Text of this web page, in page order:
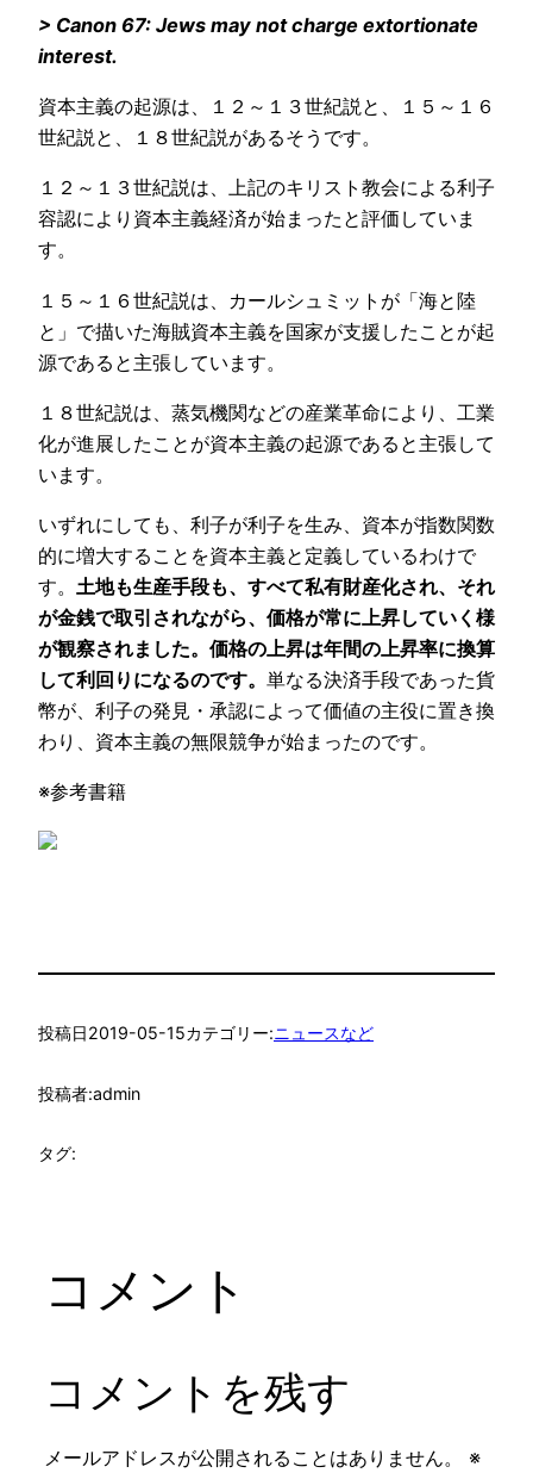
> Canon 67: Jews may not charge extortionate
interest.
資本主義の起源は、１２～１３世紀説と、１５～１６
世紀説と、１８世紀説があるそうです。
１２～１３世紀説は、上記のキリスト教会による利子
容認により資本主義経済が始まったと評価していま
す。
１５～１６世紀説は、カールシュミットが「海と陸
と」で描いた海賊資本主義を国家が支援したことが起
源であると主張しています。
１８世紀説は、蒸気機関などの産業革命により、工業
化が進展したことが資本主義の起源であると主張して
います。
いずれにしても、利子が利子を生み、資本が指数関数
的に増大することを資本主義と定義しているわけで
す。 土地も生産手段も、すべて私有財産化され、それ
が金銭で取引されながら、価格が常に上昇していく様
が観察されました。価格の上昇は年間の上昇率に換算
して利回りになるのです。 単なる決済手段であった貨
幣が、利子の発見・承認によって価値の主役に置き換
わり、資本主義の無限競争が始まったのです。
※参考書籍
投稿日2019-05-15カテゴリー:ニュースなど
投稿者:admin
タグ:
コメント
コメントを残す
メールアドレスが公開されることはありません。
※